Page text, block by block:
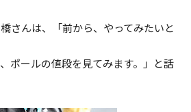
さんは、「前から、やってみたいと
ポールの値段を見てみます。」と話